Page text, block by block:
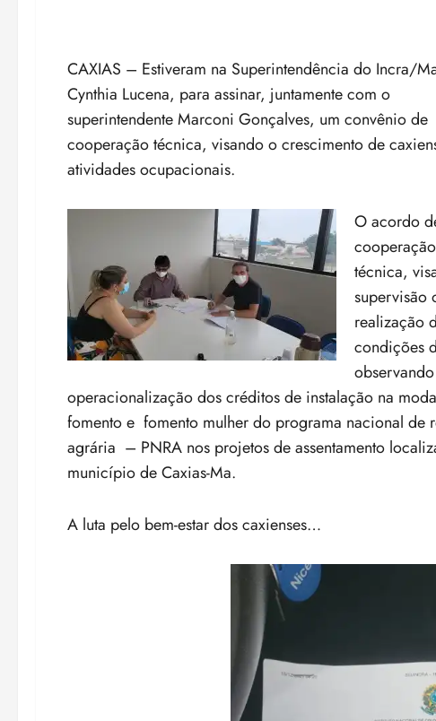
CAXIAS – Estiveram na Superintendência do Incra/
Cynthia Lucena, para assinar, juntamente com o
superintendente Marconi Gonçalves, um convênio de
cooperação técnica, visando o crescimento de
atividades ocupacionais.
O acordo
cooperação
técnica,
supervisão
realização
condições
operacionalização dos créditos de instalação na
fomento e fomento mulher do programa nacional de
agrária – PNRA nos projetos de assentamento
município de Caxias-Ma.
A luta pelo bem-estar dos caxienses…